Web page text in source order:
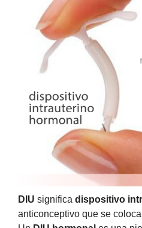
DIU significa dispositivo
anticonceptivo que se